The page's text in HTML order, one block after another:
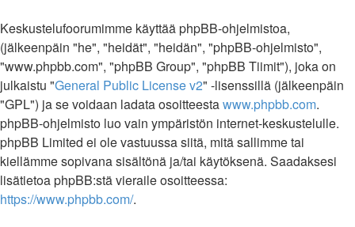
Keskustelufoorumimme käyttää phpBB-ohjelmistoa,
(jälkeenpäin "he", "heidät", "heidän", "phpBB-ohjelmisto",
"www.phpbb.com", "phpBB Group", "phpBB Tiimit"), joka on
julkaistu "General Public License v2" -lisenssillä (jälkeenpäin
"GPL") ja se voidaan ladata osoitteestawww.phpbb.com.
phpBB-ohjelmisto luo vain ympäristön internet-keskustelulle.
phpBB Limited ei ole vastuussa siitä, mitä sallimme tai
kiellämme sopivana sisältönä ja/tai käytöksenä. Saadaksesi
lisätietoa phpBB:stä vieraile osoitteessa:
https://www.phpbb.com/.